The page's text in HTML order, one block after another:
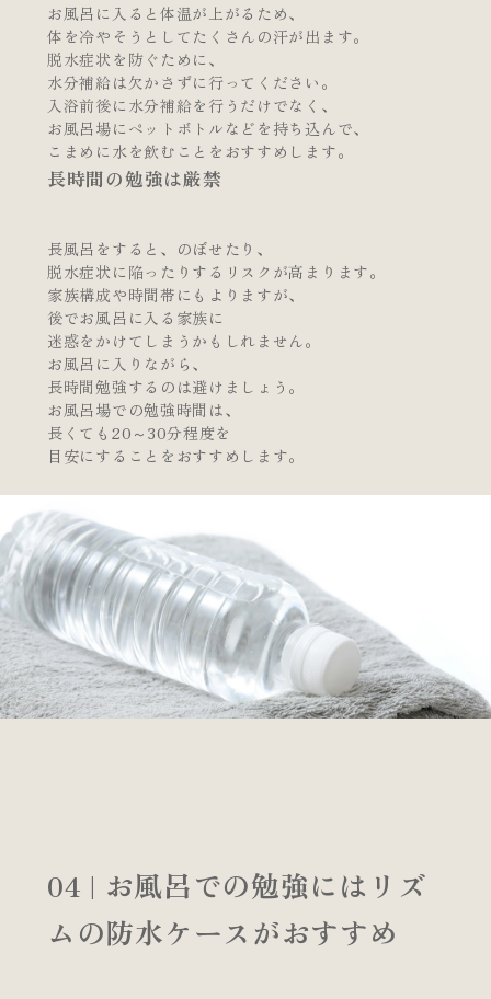
お風呂に入ると体温が上がるため、
体を冷やそうとしてたくさんの汗が出ます。
脱水症状を防ぐために、
水分補給は欠かさずに行ってください。
入浴前後に水分補給を行うだけでなく、
お風呂場にペットボトルなどを持ち込んで、
こまめに水を飲むことをおすすめします。
長時間の勉強は厳禁
長風呂をすると、のぼせたり、
脱水症状に陥ったりするリスクが高まります。
家族構成や時間帯にもよりますが、
後でお風呂に入る家族に
迷惑をかけてしまうかもしれません。
お風呂に入りながら、
長時間勉強するのは避けましょう。
お風呂場での勉強時間は、
長くても20～30分程度を
目安にすることをおすすめします。
04 | お風呂での勉強にはリズ
ムの防水ケースがおすすめ